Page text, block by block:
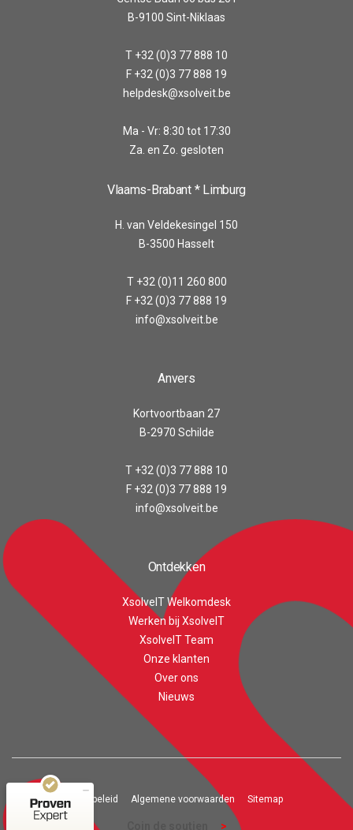
B-9100 Sint-Niklaas
T +32 (0)3 77 888 10
F +32 (0)3 77 888 19
helpdesk@xsolveit.be
Ma - Vr: 8:30 tot 17:30
Za. en Zo. gesloten
Vlaams-Brabant * Limburg
H. van Veldekesingel 150
B-3500 Hasselt
T +32 (0)11 260 800
F +32 (0)3 77 888 19
info@xsolveit.be
Anvers
Kortvoortbaan 27
B-2970 Schilde
T +32 (0)3 77 888 10
F +32 (0)3 77 888 19
info@xsolveit.be
Ontdekken
XsolveIT Welkomdesk
Werken bij XsolveIT
XsolveIT Team
Onze klanten
Over ons
Nieuws
Privacy beleid Algemene voorwaarden Sitemap
Customer reviews and experiences for
XsolveIT
100%
Recommended on
ProvenExpert.com
43
20
Reviews from 1 other